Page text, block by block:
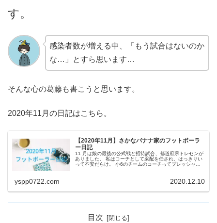
す。
感染者数が増える中、「もう試合はないのか
な…」とすら思います…
そんな心の葛藤も書こうと思います。
2020年11月の日記はこちら。
【2020年11月】さかなバナナ家のフットボーラ
ー日記
11 月は娘の最後の公式戦と招待試合、都道府県トレセンが
ありました。 私はコーチとして采配を任され、はっきりい
って不安だらけ。 小6のチームのコーチってプレッシャー
yspp0722.com 2020.12.10
目次